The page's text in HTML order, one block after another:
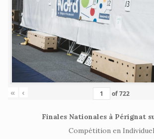
« ‹ of722
Finales Nationales à Pérignat
Compétition en Individuel